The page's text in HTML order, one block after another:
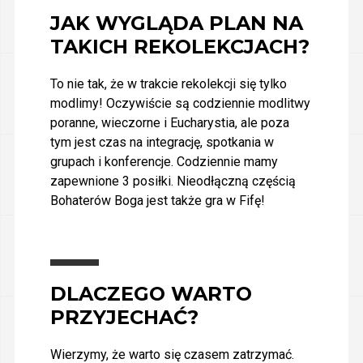
JAK WYGLĄDA PLAN NA
TAKICH REKOLEKCJACH?
To nie tak, że w trakcie rekolekcji się tylko
modlimy! Oczywiście są codziennie modlitwy
poranne, wieczorne i Eucharystia, ale poza
tym jest czas na integrację, spotkania w
grupach i konferencje. Codziennie mamy
zapewnione 3 posiłki. Nieodłączną częścią
Bohaterów Boga jest także gra w Fifę!
DLACZEGO WARTO
PRZYJECHAĆ?
Wierzymy, że warto się czasem zatrzymać.